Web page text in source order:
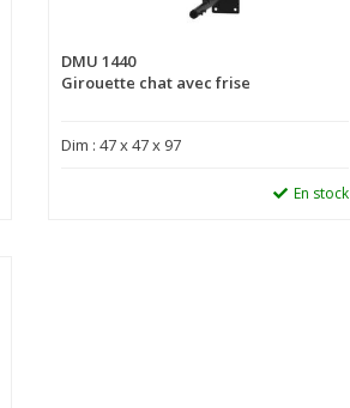
DMU 1440
Girouette chat avec frise
Dim : 47 x 47 x 97
En stock